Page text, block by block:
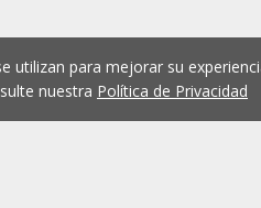
utilizan para mejorar su
nuestra Política de Privacidad